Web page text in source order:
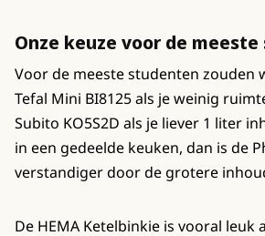
Onze keuze voor de
Voor de meeste studenten zouden
Tefal Mini BI8125 als je weinig
Subito KO5S2D als je liever 1 liter
in een gedeelde keuken, dan is de
verstandiger door de grotere
De HEMA Ketelbinkie is vooral leuk